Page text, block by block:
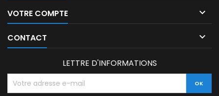
VOTRE COMPTE 
CONTACT 
LETTRE D'INFORMATIONS